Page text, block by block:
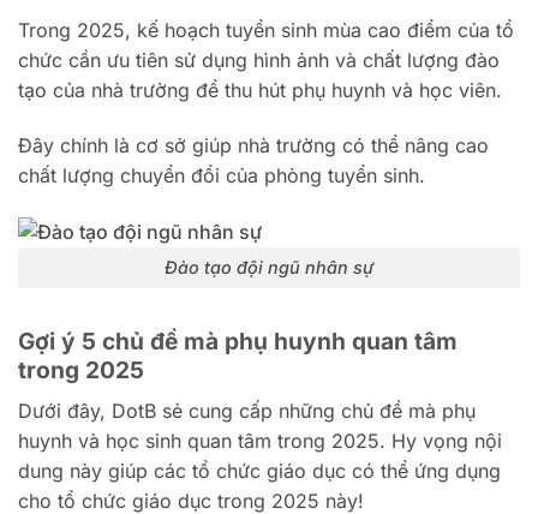
Trong 2025, kế hoạch tuyển sinh mùa cao điểm của tổ
chức cần ưu tiên sử dụng hình ảnh và chất lượng đào
tạo của nhà trường để thu hút phụ huynh và học viên.
Đây chính là cơ sở giúp nhà trường có thể nâng cao
chất lượng chuyển đổi của phòng tuyển sinh.
Đào tạo đội ngũ nhân sự
Gợi ý 5 chủ đề mà phụ huynh quan tâm
trong 2025
Dưới đây, DotB sẻ cung cấp những chủ đề mà phụ
huynh và học sinh quan tâm trong 2025. Hy vọng nội
dung này giúp các tổ chức giáo dục có thể ứng dụng
cho tổ chức giáo dục trong 2025 này!